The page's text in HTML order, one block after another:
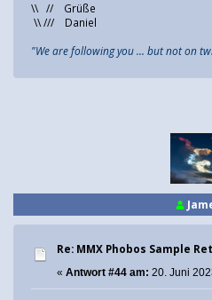
\\ // Grüße
\\ /// Daniel
"We are following you ... but not on
Re: MMX Phobos Sample
« Antwort #44 am: 20. Juni